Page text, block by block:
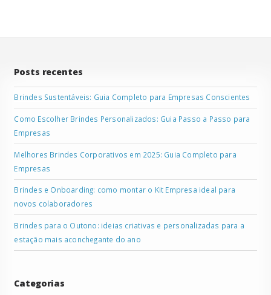
Posts recentes
Brindes Sustentáveis: Guia Completo para Empresas Conscientes
Como Escolher Brindes Personalizados: Guia Passo a Passo para
Empresas
Melhores Brindes Corporativos em 2025: Guia Completo para
Empresas
Brindes e Onboarding: como montar o Kit Empresa ideal para
novos colaboradores
Brindes para o Outono: ideias criativas e personalizadas para a
estação mais aconchegante do ano
Categorias